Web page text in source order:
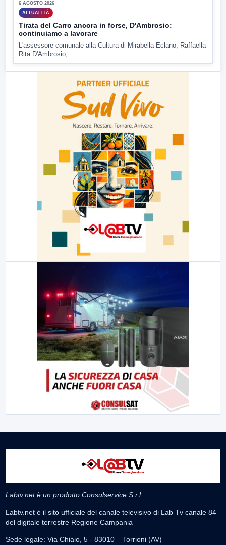
6 AGOSTO 2026
ATTUALITÀ
Tirata del Carro ancora in forse, D'Ambrosio:
continuiamo a lavorare
L'assessore comunale alla Cultura di Mirabella Eclano, Raffaella
Rita D'Ambrosio,...
Labtv.net è un prodotto Consulservice S.r.l.
Labtv.net è il sito ufficiale del canale televisivo di Lab Tv canale 84
del digitale terrestre Regione Campania
Sede legale: Via Chiaio, 5 - 83010 – Torrioni (AV)